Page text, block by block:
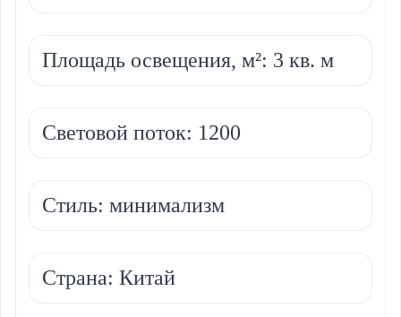
Площадь освещения, м²: 3 кв. м
Световой поток: 1200
Стиль: минимализм
Страна: Китай